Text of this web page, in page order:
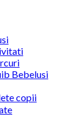
Bebelusi
copii